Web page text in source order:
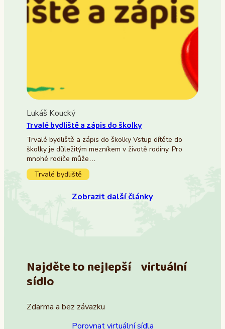
Lukáš Koucký
Trvalé bydliště a zápis do školky
Trvalé bydliště a zápis do školky Vstup dítěte do
školky je důležitým mezníkem v životě rodiny. Pro
mnohé rodiče může…
Trvalé bydliště
Zobrazit další články
Najděte to nejlepší virtuální
sídlo
Zdarma a bez závazku
Porovnat virtuální sídla